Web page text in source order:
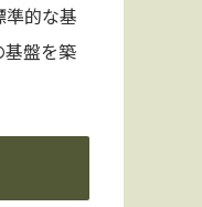
準的な基
基盤を築